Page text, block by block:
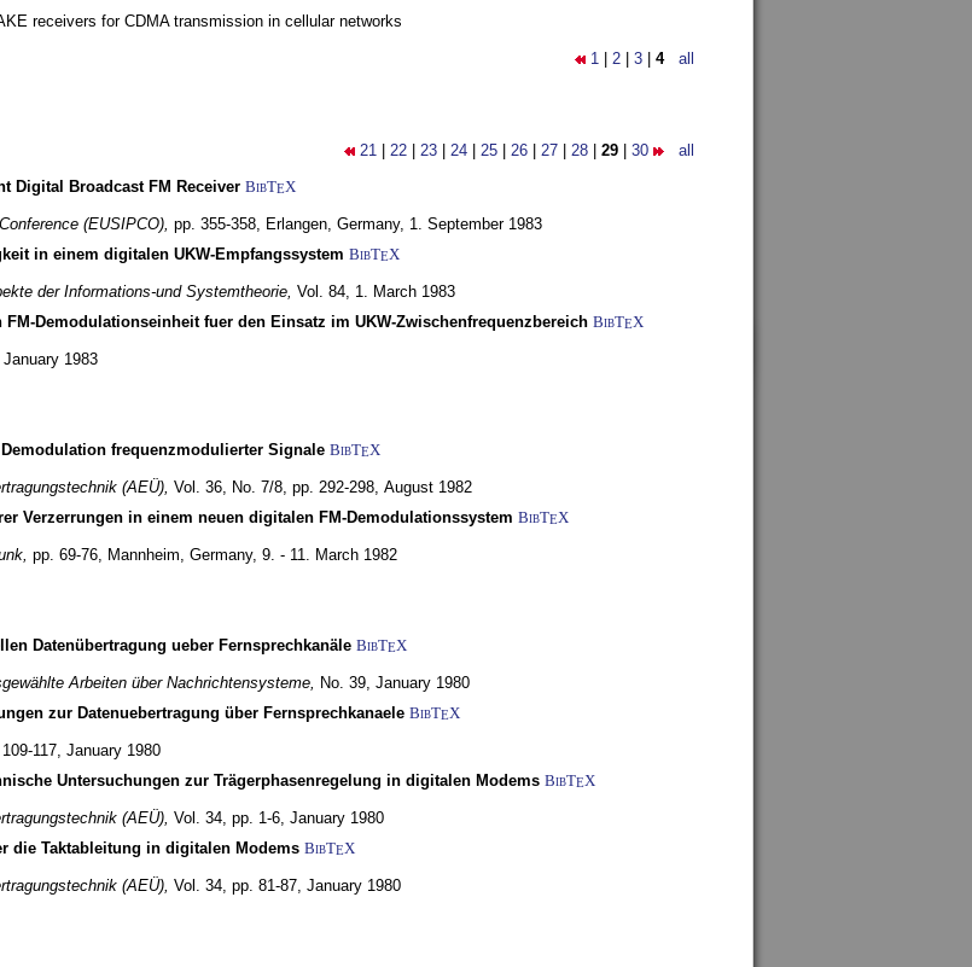
receivers for CDMA transmission in cellular networks
1 2 3 4 all
21 22 23 24 25 26 27 28 29 30 all
Digital Broadcast FM Receiver BibTEX
(EUSIPCO), pp. 355-358, Erlangen, Germany, 1. September 1983
in einem digitalen UKW-Empfangssystem BibTEX
der Informations-und Systemtheorie, Vol. 84, 1. March 1983
Demodulationseinheit fuer den Einsatz im UKW-Zwischenfrequenzbereich BibTEX
January 1983
frequenzmodulierter Signale BibTEX
(AEÜ), Vol. 36, No. 7/8, pp. 292-298, August 1982
Verzerrungen in einem neuen digitalen FM-Demodulationssystem BibTEX
pp. 69-76, Mannheim, Germany, 9. - 11. March 1982
Datenübertragung ueber Fernsprechkanäle BibTEX
Arbeiten über Nachrichtensysteme, No. 39, January 1980
zur Datenuebertragung über Fernsprechkanaele BibTEX
117, January 1980
Untersuchungen zur Trägerphasenregelung in digitalen Modems BibTEX
(AEÜ), Vol. 34, pp. 1-6, January 1980
die Taktableitung in digitalen Modems BibTEX
(AEÜ), Vol. 34, pp. 81-87, January 1980